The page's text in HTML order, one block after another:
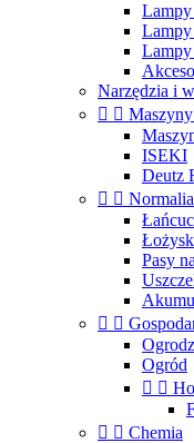
Lampy
Lampy
Lampy
Narzędzia i
 
ISEKI
Deutz
  Normalia
Pasy
 
Ogród
 
  Chemia